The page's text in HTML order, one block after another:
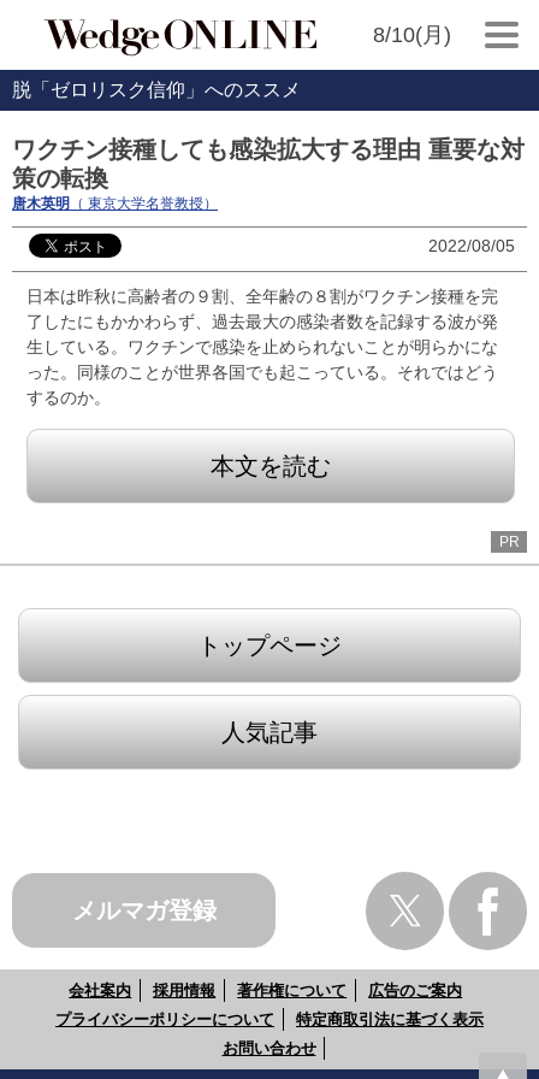
8/10(月)
脱「ゼロリスク信仰」へのススメ
ワクチン接種しても感染拡大する理由 重要な対
策の転換
唐木英明 （ 東京大学名誉教授）
2022/08/05
日本は昨秋に高齢者の９割、全年齢の８割がワクチン接種を完
了したにもかかわらず、過去最大の感染者数を記録する波が発
生している。ワクチンで感染を止められないことが明らかにな
った。同様のことが世界各国でも起こっている。それではどう
するのか。
本文を読む
PR
トップページ
人気記事
メルマガ登録
会社案内 採用情報 著作権について
広告のご案内
プライバシーポリシーについて
特定商取引法に基づく表示
お問い合わせ